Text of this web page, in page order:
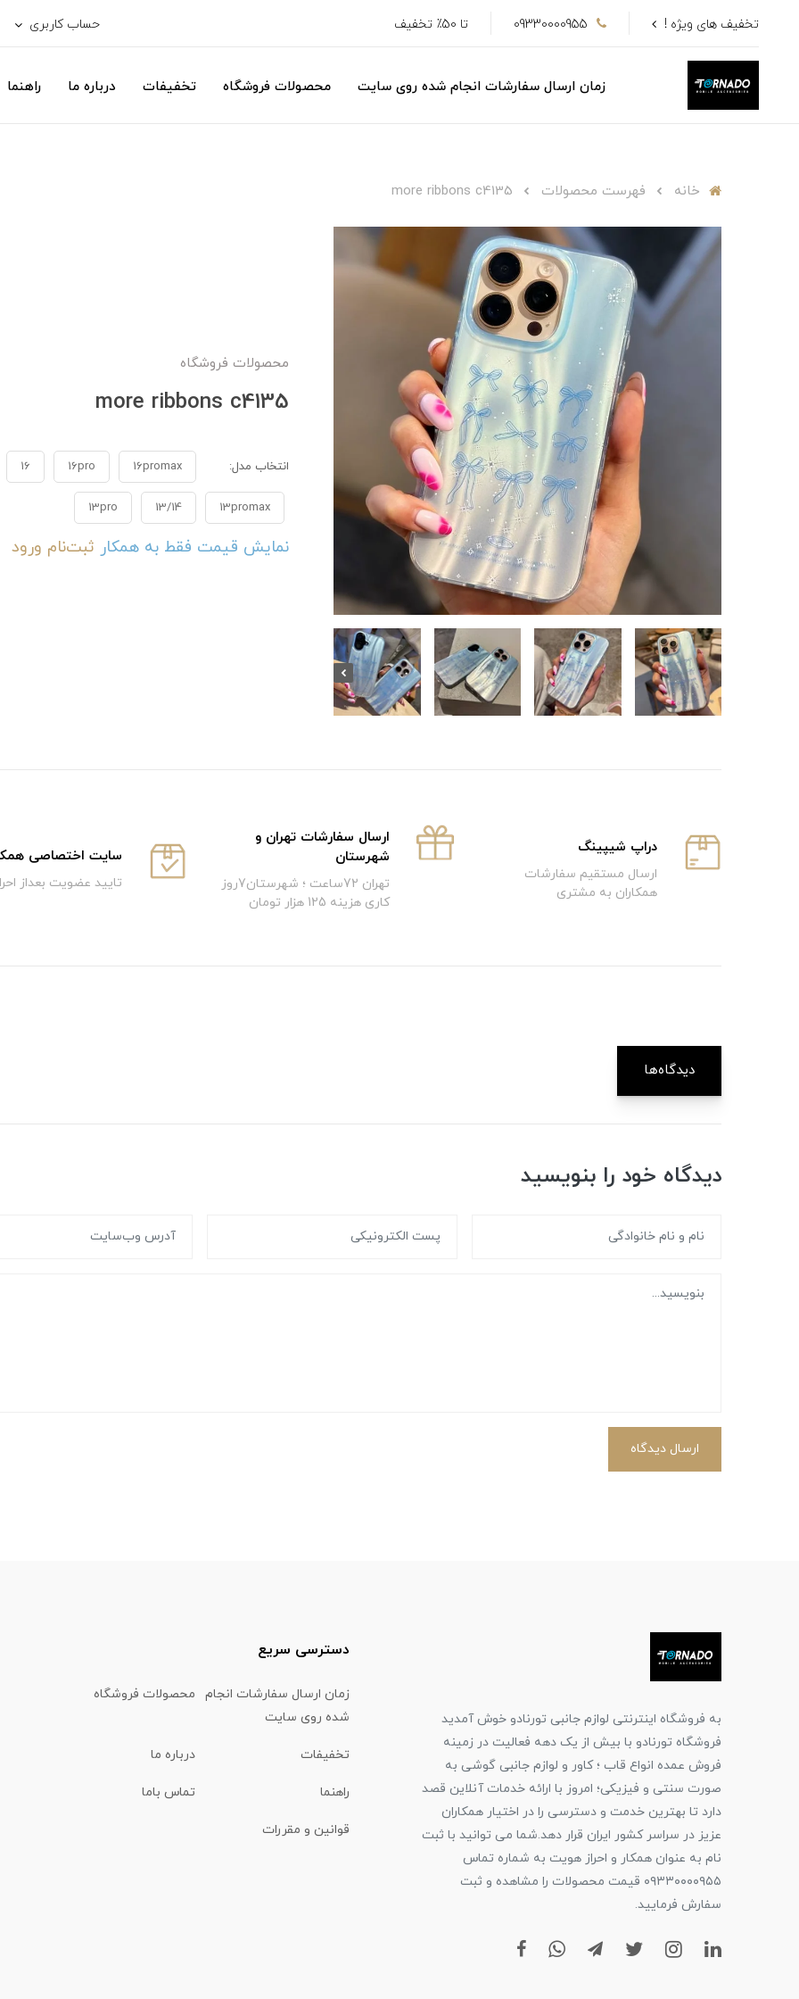
تخفیف های ویژه ! 09330000955 تا 50٪ تخفیف حساب کاربری
زمان ارسال سفارشات انجام شده روی سایت محصولات فروشگاه تخفیفات درباره ما راهنما
خانه فهرست محصولات more ribbons c4135
محصولات فروشگاه
more ribbons c4135
انتخاب مدل: 16promax
16pro
16
13promax
13/14
13pro
نمایش قیمت فقط به همکار ثبت‌نام ورود
دراپ شیپینگ
ارسال مستقیم سفارشات
همکاران به مشتری
ارسال سفارشات تهران و
شهرستان
تهران 72ساعت ؛ شهرستان7روز
کاری هزینه 125 هزار تومان
سایت اختصاصی
تایید عضویت بعداز
دیدگاه‌ها
دیدگاه خود را بنویسید
ارسال دیدگاه
به فروشگاه اینترنتی لوازم جانبی تورنادو خوش آمدید
فروشگاه تورنادو با بیش از یک دهه فعالیت در زمینه
فروش عمده انواع قاب ؛ کاور و لوازم جانبی گوشی به
صورت سنتی و فیزیکی؛ امروز با ارائه خدمات آنلاین قصد
دارد تا بهترین خدمت و دسترسی را در اختیار همکاران
عزیز در سراسر کشور ایران قرار دهد.شما می توانید با ثبت
نام به عنوان همکار و احراز هویت به شماره تماس
۰۹۳۳۰۰۰۰۹۵۵ قیمت محصولات را مشاهده و ثبت
سفارش فرمایید.
دسترسی سریع
زمان ارسال سفارشات انجام
شده روی سایت
محصولات فروشگاه
تخفیفات درباره ما
راهنما تماس باما
قوانین و مقررات